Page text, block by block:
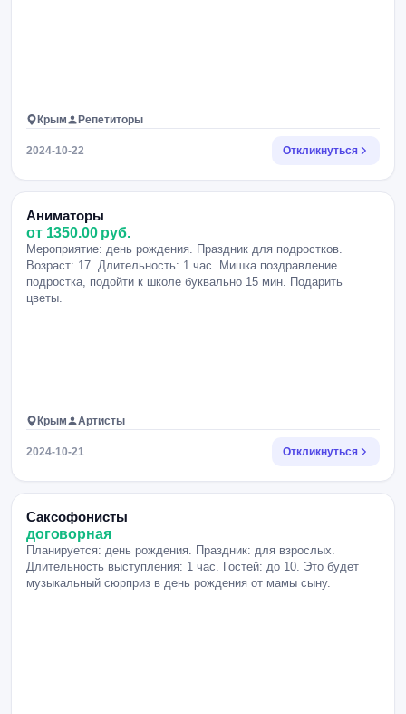
Крым Репетиторы
2024-10-22 Откликнуться
Аниматоры
от 1350.00 руб.
Мероприятие: день рождения. Праздник для подростков.
Возраст: 17. Длительность: 1 час. Мишка поздравление
подростка, подойти к школе буквально 15 мин. Подарить
цветы.
Крым Артисты
2024-10-21 Откликнуться
Саксофонисты
договорная
Планируется: день рождения. Праздник: для взрослых.
Длительность выступления: 1 час. Гостей: до 10. Это будет
музыкальный сюрприз в день рождения от мамы сыну.